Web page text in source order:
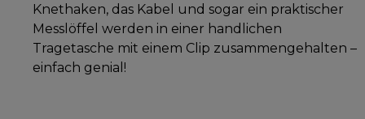
Knethaken, das Kabel und sogar ein praktischer
Messlöffel werden in einer handlichen
Tragetasche mit einem Clip zusammengehalten –
einfach genial!